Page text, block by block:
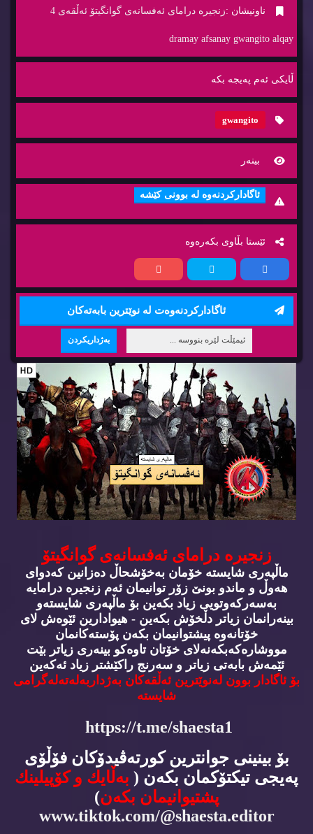
ناونیشان : زنجیره‌ درامای ئه‌فسانه‌ی گوانگیتۆ ئه‌ڵقه‌ی 4
dramay afsanay gwangito alqay
ڵایكی ئه‌م په‌یجه‌ بكه‌
gwangito
بینه‌ر
ئاگاداركردنه‌وه‌ له‌ بوونی كێشه‌
ئێستا بڵاوی بكه‌ره‌وه‌
ئاگاداركردنه‌وه‌ت له‌ نوێترین بابه‌ته‌كان
زنجیره‌ درامای ئه‌فسانه‌ی گوانگیتۆ
ماڵپه‌ری شایسته‌ خۆمان به‌خۆشحاڵ ده‌زانین كه‌دوای
هه‌وڵ و ماندو بونێ زۆر توانیمان ئه‌م زنجیره‌ درامایه‌
به‌سه‌ركه‌وتویی زیاد بكه‌ین بۆ ماڵپه‌ری شایسته‌و
بینه‌رانمان زیاتر دڵخۆش بكه‌ین - هیوادارین ئێوه‌ش لای
خۆتانه‌وه‌ پیشتوانیمان بكه‌ن پۆسته‌كانمان
مووشاره‌كه‌بكه‌نه‌لای خۆتان تاوه‌كو بینه‌ری زیاتر بێت
ئێمه‌ش بابه‌تی زیاتر و سه‌رنج راكێشتر زیاد ئه‌كه‌ین
بۆ ئاگادار بوون له‌نوێترین ئه‌ڵقه‌كان به‌ژداربه‌له‌ته‌له‌گرامی
شایسته‌
https://t.me/shaesta1
بۆ بینینی جوانترین كورته‌ڤیدۆكان فۆڵۆی
په‌یجی تیكتۆكمان بكه‌ن ( به‌ڵایك و كۆپیلینك
پشتیوانیمان بكه‌ن)
www.tiktok.com/@shaesta.editor